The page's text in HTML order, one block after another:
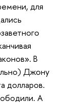
для
В
Джону
долларов.
А